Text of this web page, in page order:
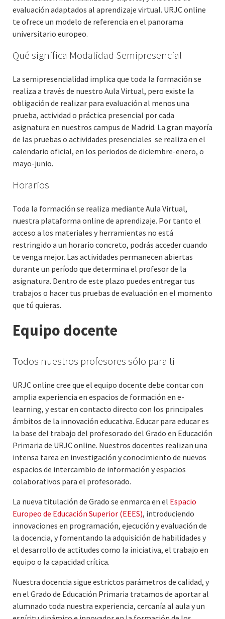
evaluación adaptados al aprendizaje virtual. URJC online
te ofrece un modelo de referencia en el panorama
universitario europeo.
Qué significa Modalidad Semipresencial
La semipresencialidad implica que toda la formación se
realiza a través de nuestro Aula Virtual, pero existe la
obligación de realizar para evaluación al menos una
prueba, actividad o práctica presencial por cada
asignatura en nuestros campus de Madrid. La gran mayoría
de las pruebas o actividades presenciales se realiza en el
calendario oficial, en los periodos de diciembre-enero, o
mayo-junio.
Horarios
Toda la formación se realiza mediante Aula Virtual,
nuestra plataforma online de aprendizaje. Por tanto el
acceso a los materiales y herramientas no está
restringido a un horario concreto, podrás acceder cuando
te venga mejor. Las actividades permanecen abiertas
durante un período que determina el profesor de la
asignatura. Dentro de este plazo puedes entregar tus
trabajos o hacer tus pruebas de evaluación en el momento
que tú quieras.
Equipo docente
Todos nuestros profesores sólo para ti
URJC online cree que el equipo docente debe contar con
amplia experiencia en espacios de formación en e-
learning, y estar en contacto directo con los principales
ámbitos de la innovación educativa. Educar para educar es
la base del trabajo del profesorado del Grado en Educación
Primaria de URJC online. Nuestros docentes realizan una
intensa tarea en investigación y conocimiento de nuevos
espacios de intercambio de información y espacios
colaborativos para el profesorado.
La nueva titulación de Grado se enmarca en el Espacio
Europeo de Educación Superior (EEES), introduciendo
innovaciones en programación, ejecución y evaluación de
la docencia, y fomentando la adquisición de habilidades y
el desarrollo de actitudes como la iniciativa, el trabajo en
equipo o la capacidad crítica.
Nuestra docencia sigue estrictos parámetros de calidad, y
en el Grado de Educación Primaria tratamos de aportar al
alumnado toda nuestra experiencia, cercanía al aula y un